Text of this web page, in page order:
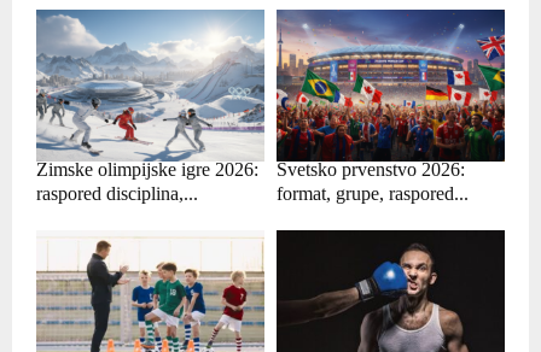
Zimske olimpijske igre 2026:
raspored disciplina,...
Svetsko prvenstvo 2026:
format, grupe, raspored...